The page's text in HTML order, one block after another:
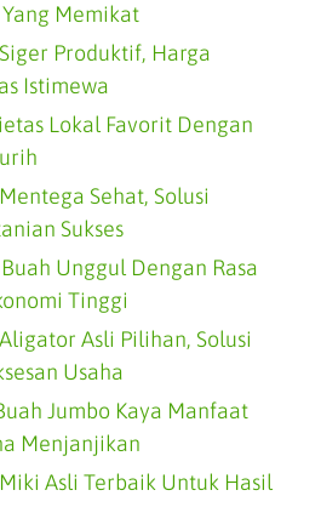
Memikat
Produktif, Harga
Istimewa
Lokal Favorit Dengan
Sehat, Solusi
Sukses
Unggul Dengan Rasa
Tinggi
Asli Pilihan, Solusi
Usaha
Jumbo Kaya Manfaat
Menjanjikan
Asli Terbaik Untuk Hasil